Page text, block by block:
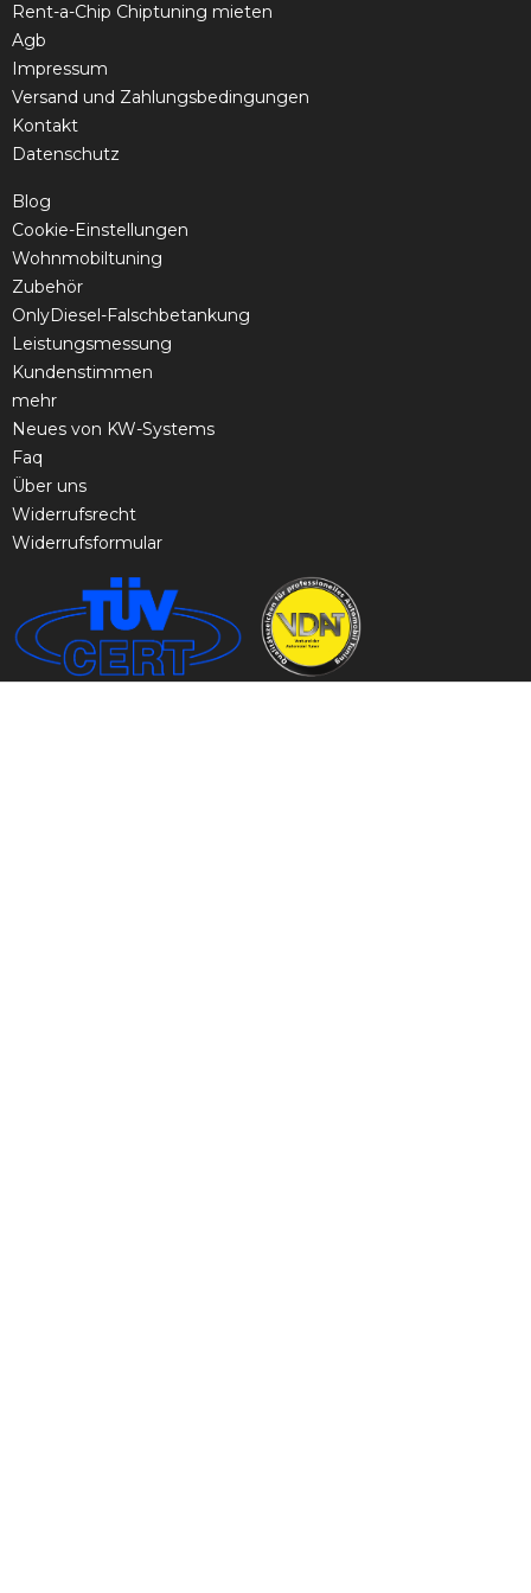
Rent-a-Chip Chiptuning mieten
Agb
Impressum
Versand und Zahlungsbedingungen
Kontakt
Datenschutz
Blog
Cookie-Einstellungen
Wohnmobiltuning
Zubehör
OnlyDiesel-Falschbetankung
Leistungsmessung
Kundenstimmen
mehr
Neues von KW-Systems
Faq
Über uns
Widerrufsrecht
Widerrufsformular